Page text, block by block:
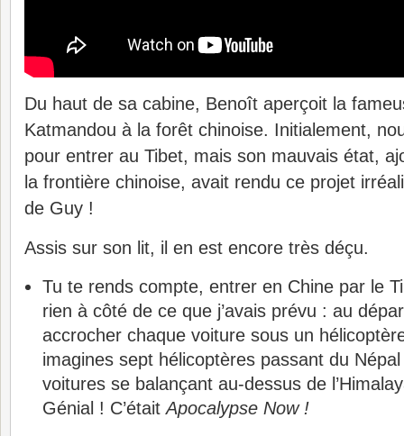
Du haut de sa cabine, Benoît aperçoit la
Katmandou à la forêt chinoise. Initialement,
pour entrer au Tibet, mais son mauvais état,
la frontière chinoise, avait rendu ce projet
de Guy !
Assis sur son lit, il en est encore très déçu.
Tu te rends compte, entrer en Chine par le
rien à côté de ce que j’avais prévu : au
accrocher chaque voiture sous un
imagines sept hélicoptères passant du
voitures se balançant au-dessus de
Génial ! C’étaitApocalypse Now !